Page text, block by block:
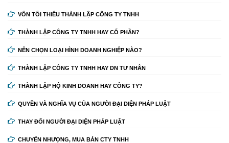
VỐN TỐI THIỂU THÀNH LẬP CÔNG TY TNHH
THÀNH LẬP CÔNG TY TNHH HAY CỔ PHẦN?
NÊN CHỌN LOẠI HÌNH DOANH NGHIỆP NÀO?
THÀNH LẬP CÔNG TY TNHH HAY DN TƯ NHÂN
THÀNH LẬP HỘ KINH DOANH HAY CÔNG TY?
QUYỀN VÀ NGHĨA VỤ CỦA NGƯỜI ĐẠI DIỆN PHÁP LUẬT
THAY ĐỔI NGƯỜI ĐẠI DIỆN PHÁP LUẬT
CHUYỂN NHƯỢNG, MUA BÁN CTY TNHH